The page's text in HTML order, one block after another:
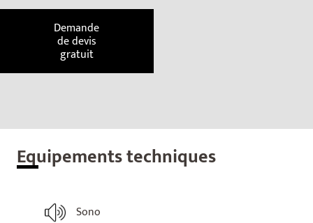
Demande
de devis
gratuit
Equipements techniques
Sono